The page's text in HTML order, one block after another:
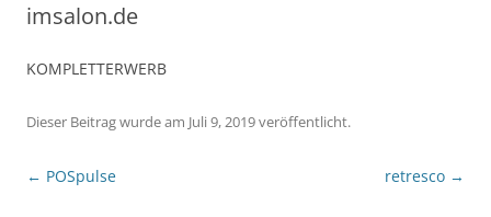
imsalon.de
KOMPLETTERWERB
Dieser Beitrag wurdeam Juli 9, 2019veröffentlicht.
Beitragsnavigation
← POSpulse retresco →